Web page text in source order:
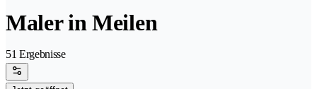
Maler in Meilen
51 Ergebnisse